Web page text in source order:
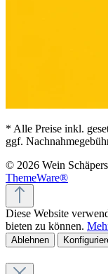
* Alle Preise inkl.
ggf.
© 2026 Wein
ThemeWare®
Diese Website
bieten zu können.
Ablehnen